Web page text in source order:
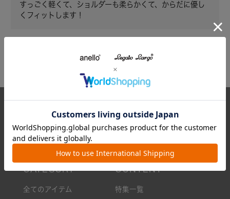
すっごく軽くて、ショルダーも柔らかくて、からだに優し
くフィットします！
CARROT ONLINE
7,700円(税込)以上のお買い物で送料無料
全てのアイテム 特集一覧